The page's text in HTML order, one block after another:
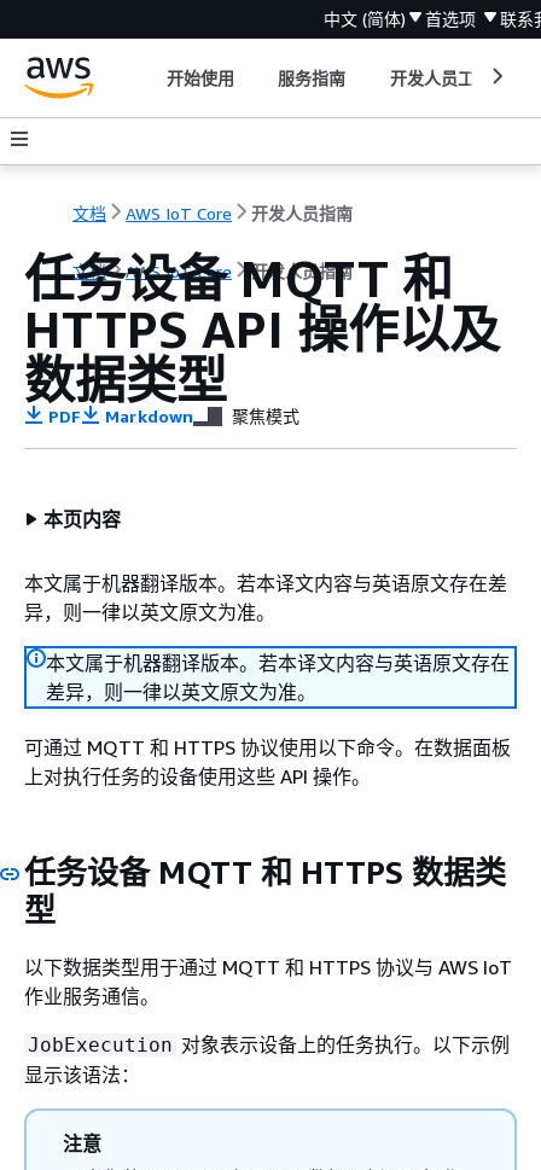
中文 (简体) 首选项 联系
开始使用 服务指南 开发人员工具
文档 AWS IoT Core 开发人员指南
文档 AWS IoT Core 开发人员指南
任务设备 MQTT 和
HTTPS API 操作以及
数据类型
PDF Markdown 聚焦模式
本页内容
本文属于机器翻译版本。若本译文内容与英语原文存在差
异，则一律以英文原文为准。
本文属于机器翻译版本。若本译文内容与英语原文存在
差异，则一律以英文原文为准。
可通过 MQTT 和 HTTPS 协议使用以下命令。在数据面板
上对执行任务的设备使用这些 API 操作。
任务设备 MQTT 和 HTTPS 数据类
型
以下数据类型用于通过 MQTT 和 HTTPS 协议与 AWS IoT
作业服务通信。
JobExecution 对象表示设备上的任务执行。以下示例
显示该语法：
注意